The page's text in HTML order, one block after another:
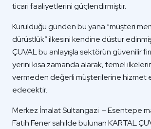
ticari faaliyetlerini güçlendirmiştir.
Kurulduğu günden bu yana “müşteri
dürüstlük” ilkesini kendine düstur
ÇUVAL bu anlayışla sektörün güvenilir
yerini kısa zamanda alarak, temel
vermeden değerli müşterilerine hizmet
edecektir.
Merkez İmalat Sultangazi – Esentepe
Fatih Fener sahilde bulunan KARTAL